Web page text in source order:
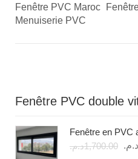
Fenêtre PVC Maroc
Menuiserie PVC
Fenêtre PVC double
Fenêtre en PVC
1,700.00د.م.
Le
د.م.